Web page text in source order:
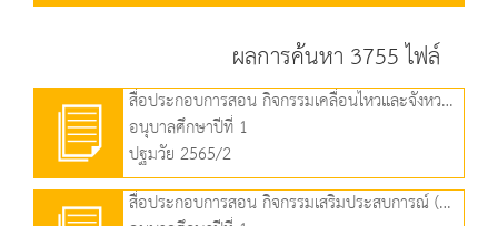
ผลการค้นหา 3755 ไฟล์
สื่อประกอบการสอน กิจกรรมเคลื่อนไหวและจังหวะ (1.38 MB)
อนุบาลศึกษาปีที่ 1
ปฐมวัย 2565/2
สื่อประกอบการสอน กิจกรรมเสริมประสบการณ์ (1.64 MB)